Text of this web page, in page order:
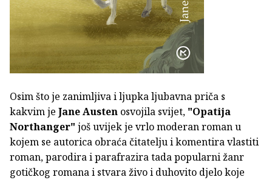
Osim što je zanimljiva i ljupka ljubavna priča s
kakvim je Jane Austen osvojila svijet, "Opatija
Northanger" još uvijek je vrlo moderan roman u
kojem se autorica obraća čitatelju i komentira vlastiti
roman, parodira i parafrazira tada popularni žanr
gotičkog romana i stvara živo i duhovito djelo koje